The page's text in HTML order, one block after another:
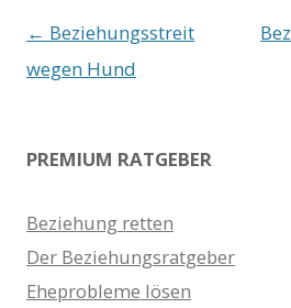
Beitrags-
Navigation
← Beziehungsstreit
wegen Hund
PREMIUM RATGEBER
Beziehung retten
Der Beziehungsratgeber
Eheprobleme lösen